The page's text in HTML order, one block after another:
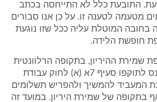
התובעת כלל לא התייחסה בכתב
מטעמה לטענה זו. על כן אנו סבורים
בחובה המוטלת עליה ככל שזו נוגעת
חופשת הלידה.
שמירת ההיריון, בתקופה הרלוונטית
לתביעה טרם נכנס לתוקפו סעיף 7א (א) לחוק עבודת
המעביד להמשיך ולהפריש תשלומים
בתקופה של שמירת היריון. במועד זה